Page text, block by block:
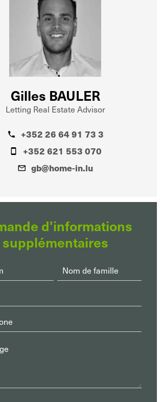
Gilles BAULER
Letting Real Estate Advisor
+352 26 64 91 73 3
+352 621 553 070
gb@home-in.lu
d'informations
supplémentaires